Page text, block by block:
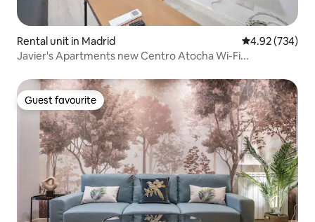
Rental unit in Madrid 4.92 out of 5
4.92 (734)
Javier's Apartments new Centro Atocha Wi-Fi...
Guest favourite
Guest favourite